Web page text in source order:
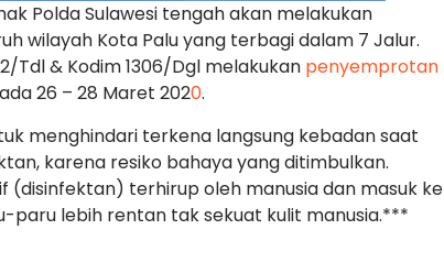
Polda Sulawesi tengah akan melakukan
wilayah Kota Palu yang terbagi dalam 7 Jalur.
Tdl & Kodim 1306/Dgl melakukan penyemprotan
26 – 28 Maret 2020.
menghindari terkena langsung kebadan saat
karena resiko bahaya yang ditimbulkan.
(disinfektan) terhirup oleh manusia dan masuk ke
paru lebih rentan tak sekuat kulit manusia.***